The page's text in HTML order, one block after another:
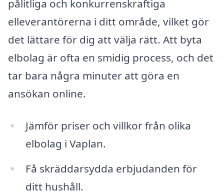
pålitliga och konkurrenskraftiga
elleverantörerna i ditt område, vilket gör
det lättare för dig att välja rätt. Att byta
elbolag är ofta en smidig process, och det
tar bara några minuter att göra en
ansökan online.
Jämför priser och villkor från olika
elbolag i Vaplan.
Få skräddarsydda erbjudanden för
ditt hushåll.